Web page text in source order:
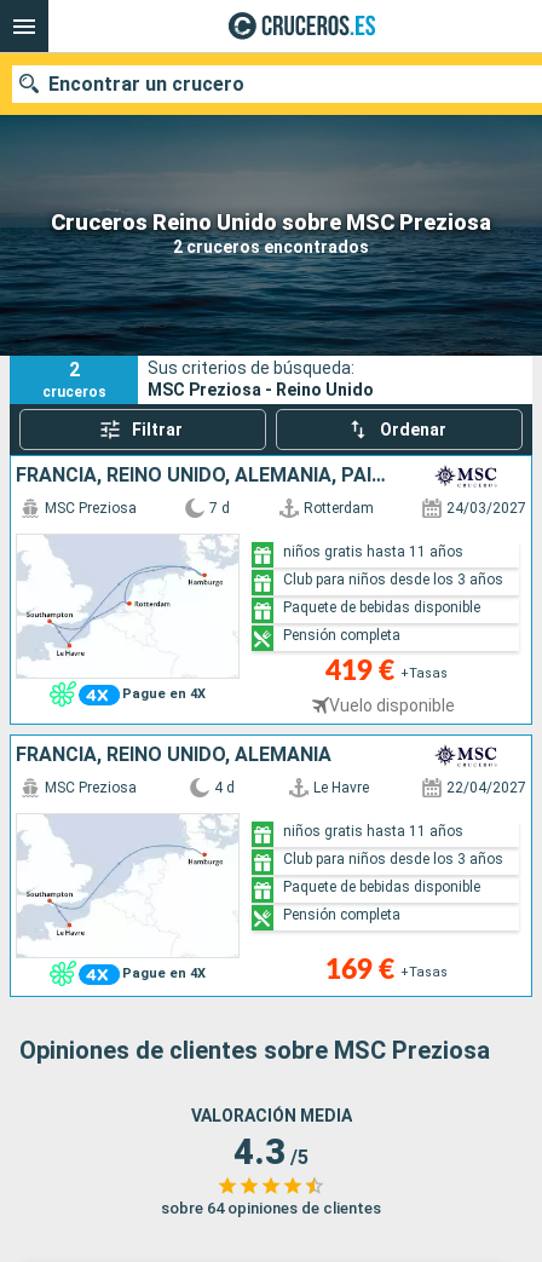
Cruceros Reino Unido sobre MSC Preziosa
2 cruceros encontrados
Encontrar un crucero
Nuestros destinos
Fecha de salida
Puertos Compañías
Buscar
2
cruceros
Sus criterios de búsqueda:
MSC Preziosa - Reino Unido
Filtrar Ordenar
FRANCIA, REINO UNIDO, ALEMANIA, PAISES BAJOS
Pague en 4X
MSC Preziosa 7 d Rotterdam 24/03/2027
419 € +Tasas
Vuelo disponible
niños gratis hasta 11 años
Club para niños desde los 3 años
Paquete de bebidas disponible
Pensión completa
FRANCIA, REINO UNIDO, ALEMANIA
Pague en 4X
MSC Preziosa 4 d Le Havre 22/04/2027
169 € +Tasas
niños gratis hasta 11 años
Club para niños desde los 3 años
Paquete de bebidas disponible
Pensión completa
Opiniones de clientes sobre MSC Preziosa
VALORACIÓN MEDIA
4.3 /5
sobre 64 opiniones de clientes